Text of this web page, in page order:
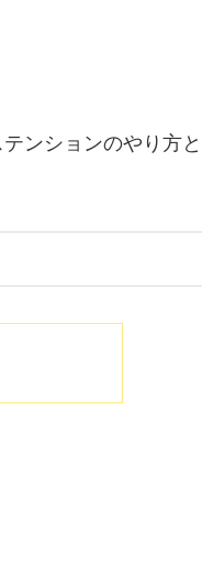
ンションのやり方